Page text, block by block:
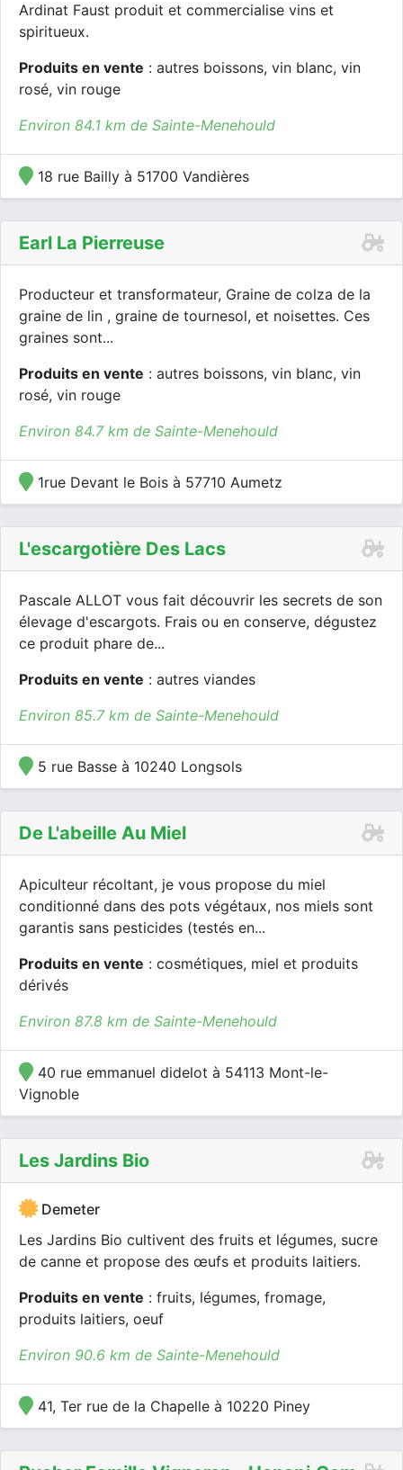
Ardinat Faust produit et commercialise vins et
spiritueux.
Produits en vente : autres boissons, vin blanc, vin
rosé, vin rouge
Environ 84.1 km de Sainte-Menehould
18 rue Bailly à 51700 Vandières
Earl La Pierreuse
Producteur et transformateur, Graine de colza de la
graine de lin , graine de tournesol, et noisettes. Ces
graines sont...
Produits en vente : autres boissons, vin blanc, vin
rosé, vin rouge
Environ 84.7 km de Sainte-Menehould
1rue Devant le Bois à 57710 Aumetz
L'escargotière Des Lacs
Pascale ALLOT vous fait découvrir les secrets de son
élevage d'escargots. Frais ou en conserve, dégustez
ce produit phare de...
Produits en vente : autres viandes
Environ 85.7 km de Sainte-Menehould
5 rue Basse à 10240 Longsols
De L'abeille Au Miel
Apiculteur récoltant, je vous propose du miel
conditionné dans des pots végétaux, nos miels sont
garantis sans pesticides (testés en...
Produits en vente : cosmétiques, miel et produits
dérivés
Environ 87.8 km de Sainte-Menehould
40 rue emmanuel didelot à 54113 Mont-le-
Vignoble
Les Jardins Bio
Demeter
Les Jardins Bio cultivent des fruits et légumes, sucre
de canne et propose des œufs et produits laitiers.
Produits en vente : fruits, légumes, fromage,
produits laitiers, oeuf
Environ 90.6 km de Sainte-Menehould
41, Ter rue de la Chapelle à 10220 Piney